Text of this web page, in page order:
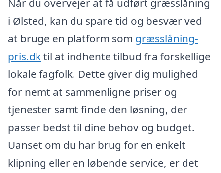
Når du overvejer at få udført græsslåning
i Ølsted, kan du spare tid og besvær ved
at bruge en platform som græsslåning-
pris.dktil at indhente tilbud fra forskellige
lokale fagfolk. Dette giver dig mulighed
for nemt at sammenligne priser og
tjenester samt finde den løsning, der
passer bedst til dine behov og budget.
Uanset om du har brug for en enkelt
klipning eller en løbende service, er det